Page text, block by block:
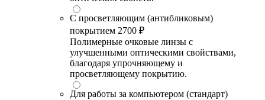
С просветляющим (антибликовым)
покрытием 2700 ₽
Полимерные очковые линзы с
улучшенными оптическими свойствами,
благодаря упрочняющему и
просветляющему покрытию.
Для работы за компьютером (стандарт)